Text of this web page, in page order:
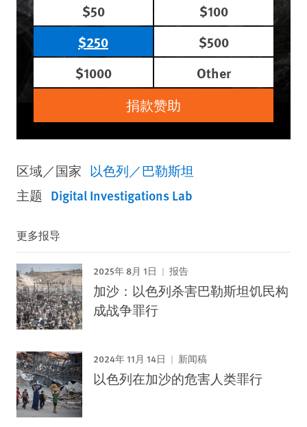
$50
$100
$250
$500
$1000
Other
捐款赞助
区域／国家 以色列／巴勒斯坦
主题 Digital Investigations Lab
更多报导
2025年 8月 1日 报告
加沙：以色列杀害巴勒斯坦饥民构
成战争罪行
2024年 11月 14日 新闻稿
以色列在加沙的危害人类罪行